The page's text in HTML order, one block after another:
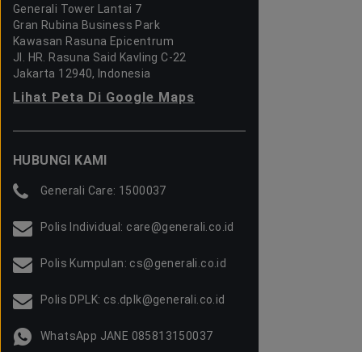
Generali Tower Lantai 7
Gran Rubina Business Park
Kawasan Rasuna Epicentrum
Jl. HR. Rasuna Said Kavling C-22
Jakarta 12940, Indonesia
Lihat Peta Di Google Maps
HUBUNGI KAMI
Generali Care: 1500037
Polis Individual: care@generali.co.id
Polis Kumpulan: cs@generali.co.id
Polis DPLK: cs.dplk@generali.co.id
WhatsApp JANE 085813150037